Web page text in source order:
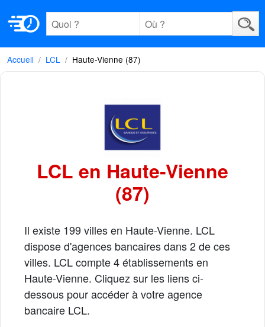
Accueil LCL Haute-Vienne (87)
LCL en Haute-Vienne
(87)
Il existe 199 villes en Haute-Vienne. LCL
dispose d'agences bancaires dans 2 de ces
villes. LCL compte 4 établissements en
Haute-Vienne. Cliquez sur les liens ci-
dessous pour accéder à votre agence
bancaire LCL.